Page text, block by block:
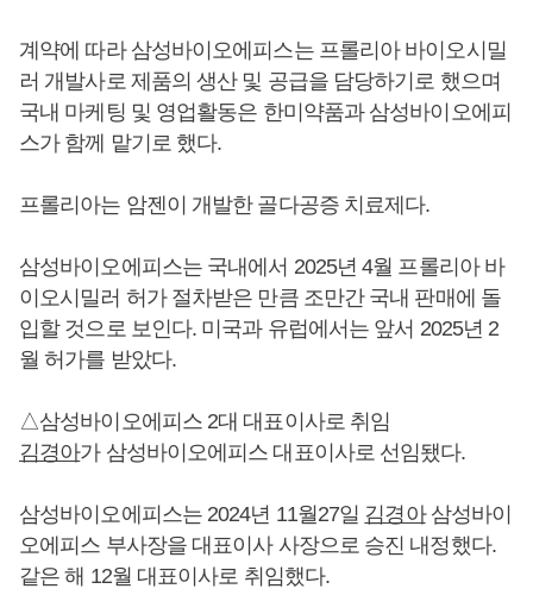
계약에 따라 삼성바이오에피스는 프롤리아 바이오시밀
러 개발사로 제품의 생산 및 공급을 담당하기로 했으며
국내 마케팅 및 영업활동은 한미약품과 삼성바이오에피
스가 함께 맡기로 했다.
프롤리아는 암젠이 개발한 골다공증 치료제다.
삼성바이오에피스는 국내에서 2025년 4월 프롤리아 바
이오시밀러 허가 절차받은 만큼 조만간 국내 판매에 돌
입할 것으로 보인다. 미국과 유럽에서는 앞서 2025년 2
월 허가를 받았다.
△삼성바이오에피스 2대 대표이사로 취임
김경아가 삼성바이오에피스 대표이사로 선임됐다.
삼성바이오에피스는 2024년 11월27일 김경아삼성바이
오에피스 부사장을 대표이사 사장으로 승진 내정했다.
같은 해 12월 대표이사로 취임했다.